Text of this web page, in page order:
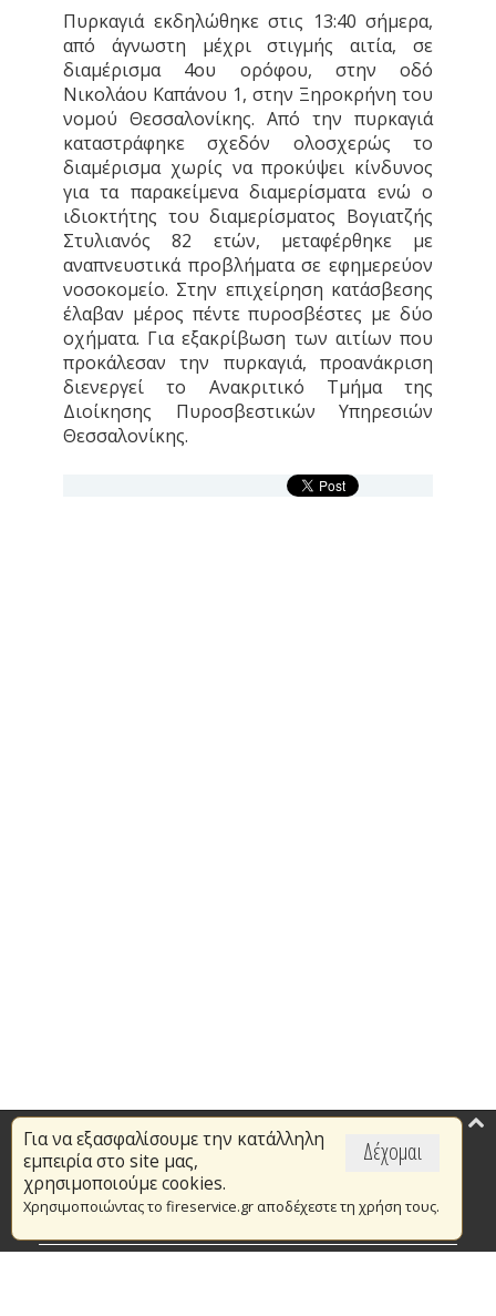
Πυρκαγιά εκδηλώθηκε στις 13:40 σήμερα,
από άγνωστη μέχρι στιγμής αιτία, σε
διαμέρισμα 4ου ορόφου, στην οδό
Νικολάου Καπάνου 1, στην Ξηροκρήνη του
νομού Θεσσαλονίκης. Από την πυρκαγιά
καταστράφηκε σχεδόν ολοσχερώς το
διαμέρισμα χωρίς να προκύψει κίνδυνος
για τα παρακείμενα διαμερίσματα ενώ ο
ιδιοκτήτης του διαμερίσματος Βογιατζής
Στυλιανός 82 ετών, μεταφέρθηκε με
αναπνευστικά προβλήματα σε εφημερεύον
νοσοκομείο. Στην επιχείρηση κατάσβεσης
έλαβαν μέρος πέντε πυροσβέστες με δύο
οχήματα. Για εξακρίβωση των αιτίων που
προκάλεσαν την πυρκαγιά, προανάκριση
διενεργεί το Ανακριτικό Τμήμα της
Διοίκησης Πυροσβεστικών Υπηρεσιών
Θεσσαλονίκης.
Δέχομαι
Για να εξασφαλίσουμε την κατάλληλη
εμπειρία στο site μας,
χρησιμοποιούμε cookies.
Χρησιμοποιώντας το fireservice.gr αποδέχεστε τη χρήση τους.
Επικαιρότητα
Το Πυροσβεστικό Σώμα